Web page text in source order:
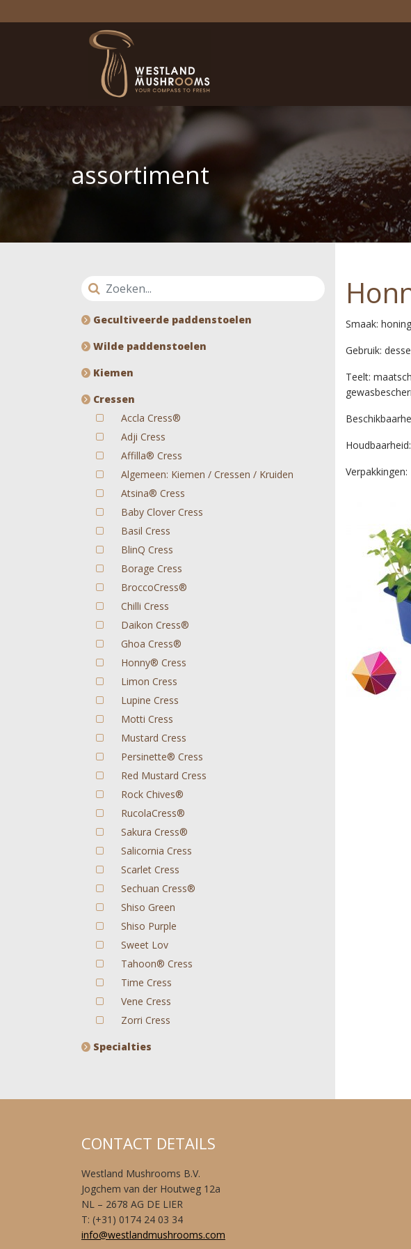
assortiment
Gecultiveerde paddenstoelen
Wilde paddenstoelen
Kiemen
Cressen
Accla Cress®
Adji Cress
Affilla® Cress
Algemeen: Kiemen / Cressen / Kruiden
Atsina® Cress
Baby Clover Cress
Basil Cress
BlinQ Cress
Borage Cress
BroccoCress®
Chilli Cress
Daikon Cress®
Ghoa Cress®
Honny® Cress
Limon Cress
Lupine Cress
Motti Cress
Mustard Cress
Persinette® Cress
Red Mustard Cress
Rock Chives®
RucolaCress®
Sakura Cress®
Salicornia Cress
Scarlet Cress
Sechuan Cress®
Shiso Green
Shiso Purple
Sweet Lov
Tahoon® Cress
Time Cress
Vene Cress
Zorri Cress
Specialties
Smaak:
Gebruik:
Teelt:
CONTACT DETAILS
Westland Mushrooms B.V.
Jogchem van der Houtweg 12a
NL – 2678 AG DE LIER
T: (+31) 0174 24 03 34
info@westlandmushrooms.com